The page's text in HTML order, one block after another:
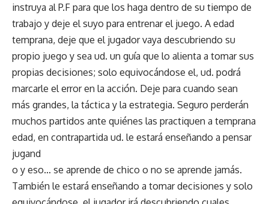
instruya al P.F para que los haga dentro de su tiempo de
trabajo y deje el suyo para entrenar el juego. A edad
temprana, deje que el jugador vaya descubriendo su
propio juego y sea ud. un guía que lo alienta a tomar sus
propias decisiones; solo equivocándose el, ud. podrá
marcarle el error en la acción. Deje para cuando sean
más grandes, la táctica y la estrategia. Seguro perderán
muchos partidos ante quiénes las practiquen a temprana
edad, en contrapartida ud. le estará enseñando a pensar
jugand
o y eso… se aprende de chico o no se aprende jamás.
También le estará enseñando a tomar decisiones y solo